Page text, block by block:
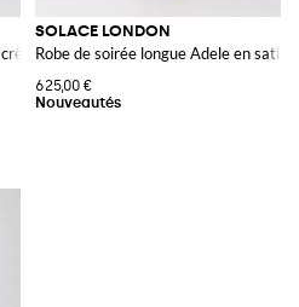
à encolure asymétrique
SOLACE LONDON
Robe de soirée longue Adele en satin
625,00 €